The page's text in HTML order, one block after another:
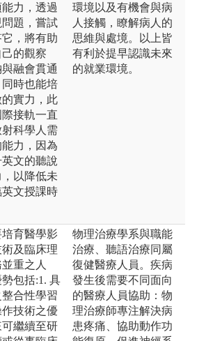
力，透過
問題，嘗試
，將有助
的觀察
融會貫通
時也能培
實力，此
接軌一直
科學人需
力，因為
文的聽說
以降低未
文授課時
環境以及有機會與病
人接觸，瞭解病人的
思維與處境。以上皆
有利於提早認識未來
的就業環境。
育醫學影
及臨床理
重之人
包括:1. 具
合性學習
作技術之優
繼續至研
物理治療學系與職能
治療、聽語治療同屬
復健醫療人員。疾病
發生後需要不同面向
的醫療人員協助：物
理治療師專注解決病
患疼痛、協助動作功